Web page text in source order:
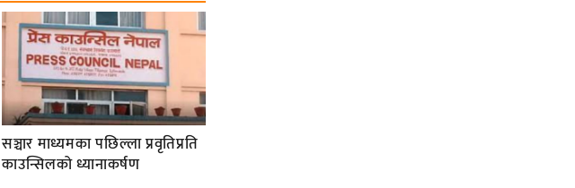
सञ्चार माध्यमका पछिल्ला प्रवृतिप्रति
काउन्सिलको ध्यानाकर्षण